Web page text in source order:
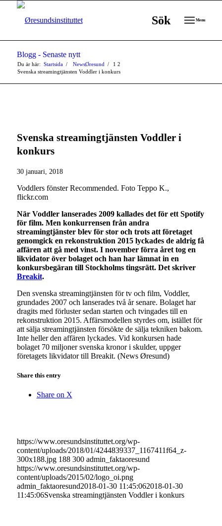
Sök Menu
Blogg - Senaste nytt
Du är här: Startsida 1
/ NewsØresund 2
/
Svenska streamingtjänsten Voddler i konkurs
Svenska streamingtjänsten Voddler i
konkurs
30 januari, 2018
Voddlers fönster Recommended. Foto Teppo K.,
flickr.com
När Voddler lanserades 2009 kallades det för ett Spotify
för film. Men konkurrensen från andra
streamingtjänster blev för stor och trots att företaget
genomgick en rekonstruktion 2015 lyckades de aldrig få
affären att gå med vinst. I november förra året tog en
likvidator över bolaget och han har lämnat in en
konkursbegäran till Stockholms tingsrätt. Det skriver
Breakit.
Den svenska streamingtjänsten för tv och film, Voddler,
grundades 2007 och lanserades två år senare. Bolaget har
dragits med förluster sedan starten och tvingades till en
rekonstruktion 2015. Affärsmodellen styrdes om, istället för
att sälja streamingtjänsten försökte de sälja tekniken bakom.
Inte heller den affären lyckades. Vid konkursen hade
bolaget 70 miljoner svenska kronor i skulder, uppger
företagets likvidator till Breakit. (News Øresund)
Share this entry
Share on X
https://www.oresundsinstituttet.org/wp-
content/uploads/2018/01/4244839337_1167411f64_z-
300x188.jpg 188 300 admin_faktaoresund
https://www.oresundsinstituttet.org/wp-
content/uploads/2015/02/logo_oi.png
admin_faktaoresund2018-01-30 11:45:062018-01-30
11:45:06Svenska streamingtjänsten Voddler i konkurs